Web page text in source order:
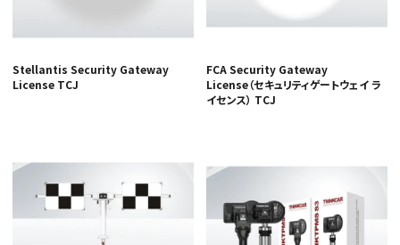
Stellantis Security Gateway
License TCJ
FCA Security Gateway
License（セキュリティゲートウェイ ラ
イセンス） TCJ